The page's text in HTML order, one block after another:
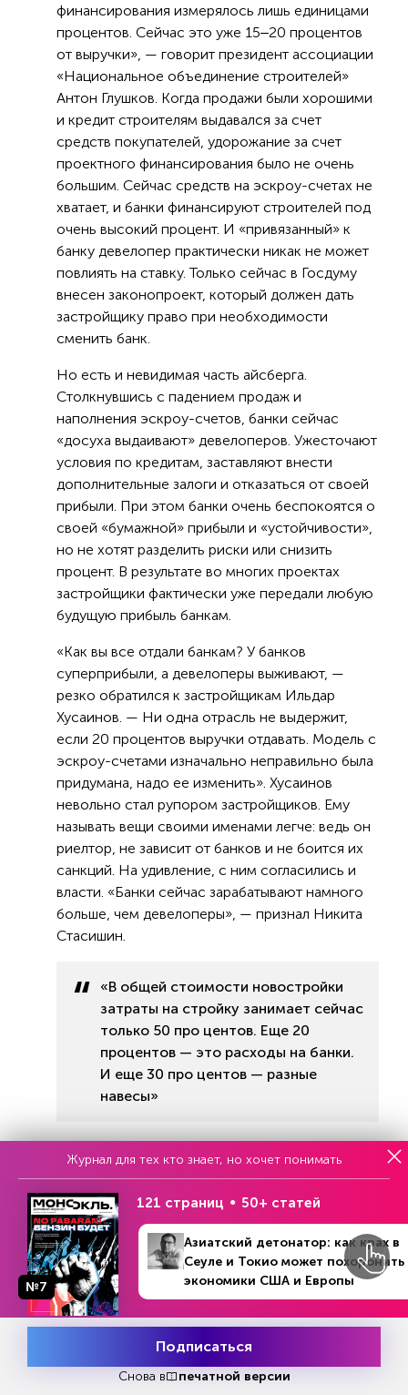
финансирования измерялось лишь единицами
процентов. Сейчас это уже 15‒20 процентов
от выручки», — говорит президент ассоциации
«Национальное объединение строителей»
Антон Глушков. Когда продажи были хорошими
и кредит строителям выдавался за счет
средств покупателей, удорожание за счет
проектного финансирования было не очень
большим. Сейчас средств на эскроу-счетах не
хватает, и банки финансируют строителей под
очень высокий процент. И «привязанный» к
банку девелопер практически никак не может
повлиять на ставку. Только сейчас в Госдуму
внесен законопроект, который должен дать
застройщику право при необходимости
сменить банк.
Но есть и невидимая часть айсберга.
Столкнувшись с падением продаж и
наполнения эскроу-счетов, банки сейчас
«досуха выдаивают» девелоперов. Ужесточают
условия по кредитам, заставляют внести
дополнительные залоги и отказаться от своей
прибыли. При этом банки очень беспокоятся о
своей «бумажной» прибыли и «устойчивости»,
но не хотят разделить риски или снизить
процент. В результате во многих проектах
застройщики фактически уже передали любую
будущую прибыль банкам.
«Как вы все отдали банкам? У банков
суперприбыли, а девелоперы выживают, —
резко обратился к застройщикам Ильдар
Хусаинов. — Ни одна отрасль не выдержит,
если 20 процентов выручки отдавать. Модель с
эскроу-счетами изначально неправильно была
придумана, надо ее изменить». Хусаинов
невольно стал рупором застройщиков. Ему
называть вещи своими именами легче: ведь он
риелтор, не зависит от банков и не боится их
санкций. На удивление, с ним согласились и
власти. «Банки сейчас зарабатывают намного
больше, чем девелоперы», — признал Никита
Стасишин.
«В общей стоимости новостройки
затраты на стройку занимает сейчас
только 50 про центов. Еще 20
процентов — это расходы на банки.
И еще 30 про центов — разные
навесы»
Очевидно, что перегибов со стороны банков
уже столько, что замминистра предложил
девелоперам обращаться к нему лично. «Есть
хулиганства, когда конкретные банковские
сотрудники злоупотребляют. Например, ради
выполнения своих KPI и получения бонусов. Я
готов обращаться к председателям правления
крупных банков по конкретным проектам,
потому что они не в курсе этих хулиганств», —
рассказал Никита Стасишин.
№27 (1440)
29 июня - 6 июля 2026
В номере
Попробовать
Журнал для тех кто знает, но хочет понимать
№7
121 страниц 50+ статей
Азиатский детонатор: как крах в
Сеуле и Токио может похоронить
экономики США и Европы
Подписаться
Снова в печатной версии